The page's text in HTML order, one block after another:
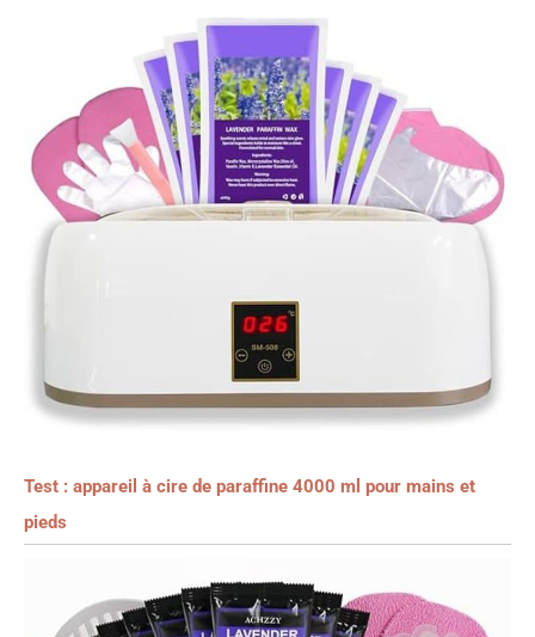
Test : appareil à cire de paraffine 4000 ml pour mains et
pieds